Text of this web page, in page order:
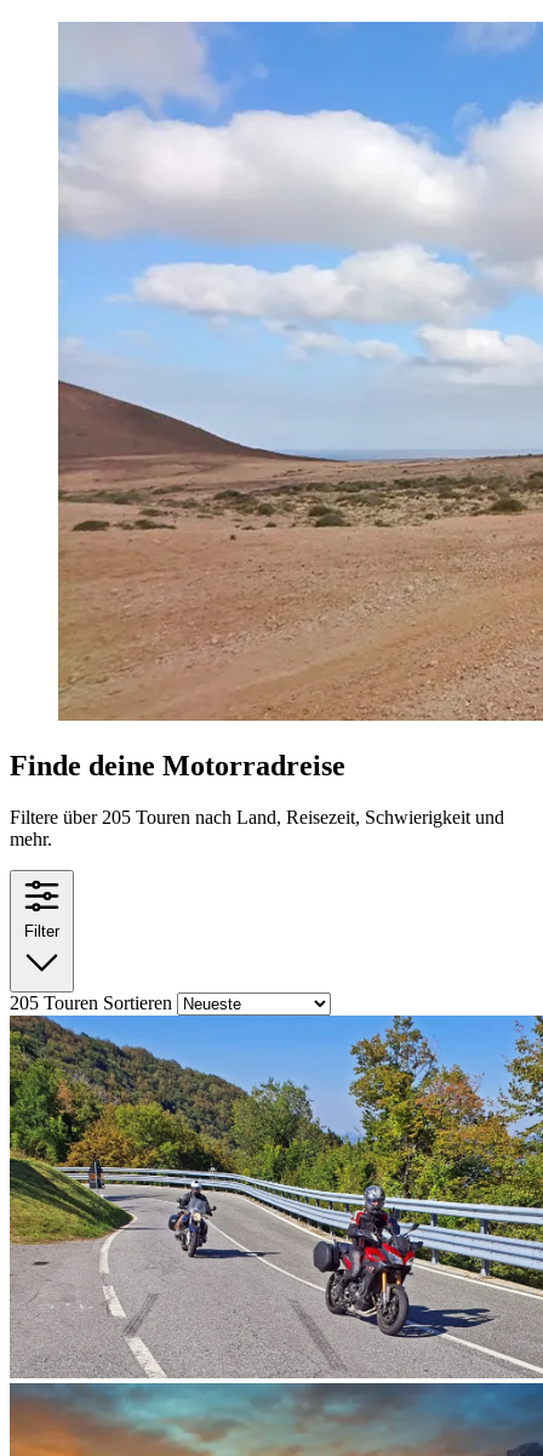
Finde deine Motorradreise
Filtere über 205 Touren nach Land, Reisezeit, Schwierigkeit und
mehr.
Filter
205 Touren Sortieren